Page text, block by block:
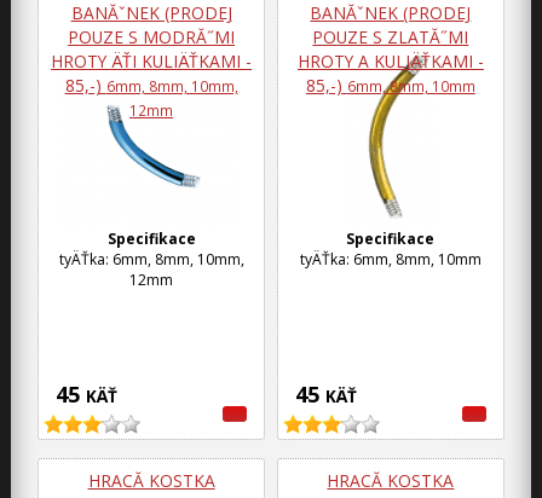
BANĂˇNEK (PRODEJ
POUZE S MODRĂ˝MI
HROTY ÄŤI KULIÄŤKAMI -
85,-) 6mm, 8mm, 10mm,
12mm
45 KÄŤ
Specifikace
tyÄŤka: 6mm, 8mm, 10mm,
12mm
BANĂˇNEK (PRODEJ
POUZE S ZLATĂ˝MI
HROTY A KULIÄŤKAMI -
85,-) 6mm, 8mm, 10mm
45 KÄŤ
Specifikace
tyÄŤka: 6mm, 8mm, 10mm
HRACĂ­ KOSTKA HRACĂ­ KOSTKA